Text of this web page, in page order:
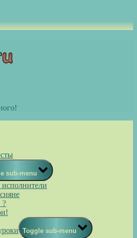
sub-menu
?
Toggle sub-menu